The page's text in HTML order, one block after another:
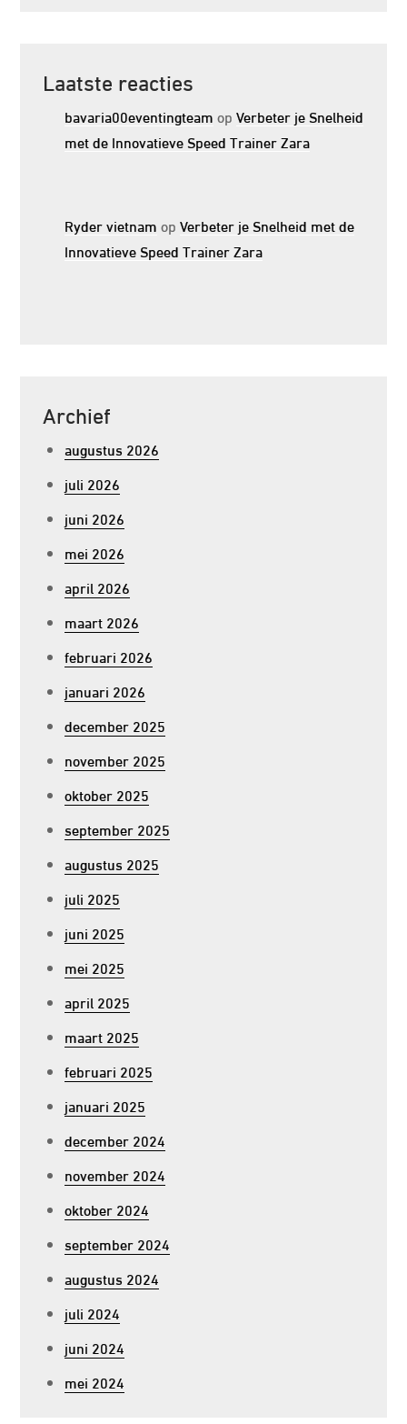
Laatste reacties
bavaria00eventingteam opVerbeter je Snelheid
met de Innovatieve Speed Trainer Zara
Ryder vietnam opVerbeter je Snelheid met de
Innovatieve Speed Trainer Zara
Archief
augustus 2026
juli 2026
juni 2026
mei 2026
april 2026
maart 2026
februari 2026
januari 2026
december 2025
november 2025
oktober 2025
september 2025
augustus 2025
juli 2025
juni 2025
mei 2025
april 2025
maart 2025
februari 2025
januari 2025
december 2024
november 2024
oktober 2024
september 2024
augustus 2024
juli 2024
juni 2024
mei 2024